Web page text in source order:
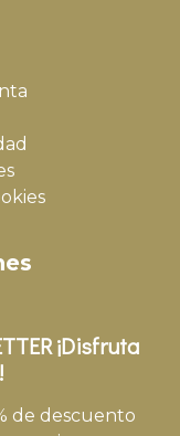
¡Disfruta
de descuento